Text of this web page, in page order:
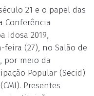
21 e o papel das
Conferência
Idosa 2019,
(27), no Salão de
por meio da
Popular (Secid)
Presentes